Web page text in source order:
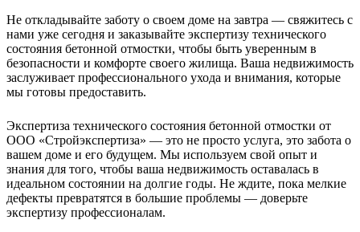
Не откладывайте заботу о своем доме на завтра — свяжитесь с
нами уже сегодня и заказывайте экспертизу технического
состояния бетонной отмостки, чтобы быть уверенным в
безопасности и комфорте своего жилища. Ваша недвижимость
заслуживает профессионального ухода и внимания, которые
мы готовы предоставить.
Экспертиза технического состояния бетонной отмостки от
ООО «Стройэкспертиза» — это не просто услуга, это забота о
вашем доме и его будущем. Мы используем свой опыт и
знания для того, чтобы ваша недвижимость оставалась в
идеальном состоянии на долгие годы. Не ждите, пока мелкие
дефекты превратятся в большие проблемы — доверьте
экспертизу профессионалам.